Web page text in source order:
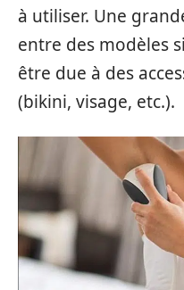
à utiliser. Une
entre des modèles
être due à des
(bikini, visage, etc.).